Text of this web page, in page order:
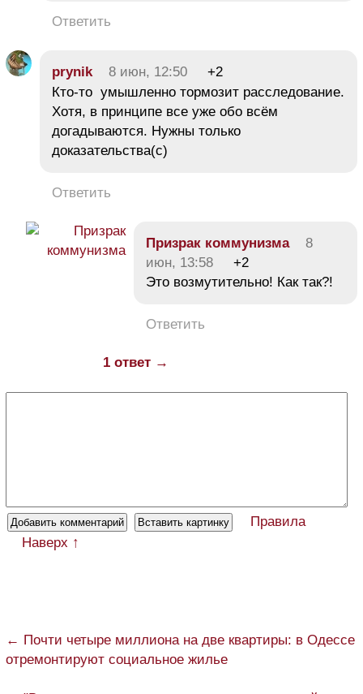
Ответить
prynik 8 июн, 12:50
+2
Кто-то умышленно тормозит расследование.
Хотя, в принципе все уже обо всём
догадываются. Нужны только
доказательства(с)
Ответить
Призрак коммунизма
8
июн, 13:58
+2
Это возмутительно! Как так?!
Ответить
1 ответ →
Правила
Наверх ↑
← Почти четыре миллиона на две квартиры: в Одессе
отремонтируют социальное жилье